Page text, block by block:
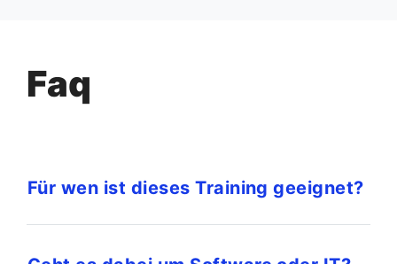
Faq
Für wen ist dieses Training geeignet?